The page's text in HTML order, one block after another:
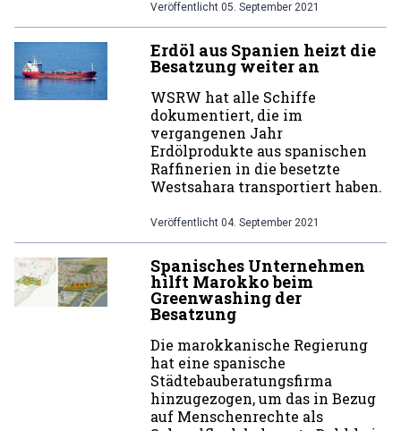
Veröffentlicht 05. September 2021
Erdöl aus Spanien heizt die
Besatzung weiter an
WSRW hat alle Schiffe
dokumentiert, die im
vergangenen Jahr
Erdölprodukte aus spanischen
Raffinerien in die besetzte
Westsahara transportiert haben.
Veröffentlicht 04. September 2021
Spanisches Unternehmen
hilft Marokko beim
Greenwashing der
Besatzung
Die marokkanische Regierung
hat eine spanische
Städtebauberatungsfirma
hinzugezogen, um das in Bezug
auf Menschenrechte als